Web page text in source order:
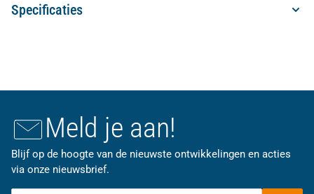
Specificaties
Meld je aan!
Blijf op de hoogte van de nieuwste ontwikkelingen en acties
via onze nieuwsbrief.